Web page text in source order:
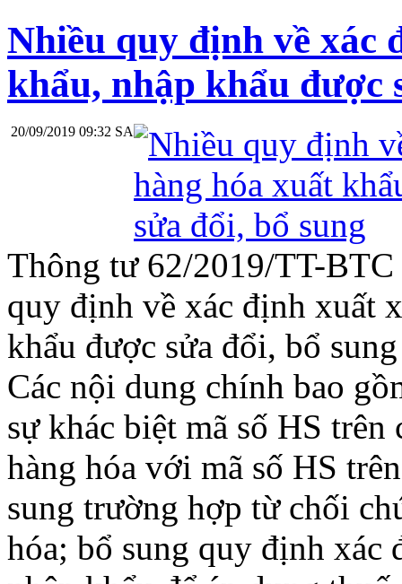
Nhiều quy định về xác
khẩu, nhập khẩu được
20/09/2019 09:32 SA
Thông tư 62/2019/TT-BTC
quy định về xác định xuất
khẩu được sửa đổi, bổ
Các nội dung chính bao
sự khác biệt mã số HS
hàng hóa với mã số HS
sung trường hợp từ chối
hóa; bổ sung quy định xác